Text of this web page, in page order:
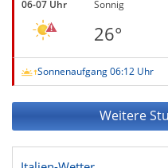
06-07 Uhr Sonnig
26°
Sonnenaufgang 06:12 Uhr
Weitere